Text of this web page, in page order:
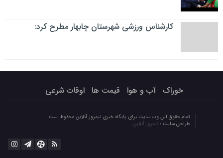
کارشناس ورزشی شهرستان چابهار مطرح کرد:
خوراک آب و هوا قیمت ها اوقات شرعی
تمام حقوق این وب سایت برای پایگاه خبری نیمروز آنلاین محفوظ است.
طراحی سایت : نیمروز آنلاین